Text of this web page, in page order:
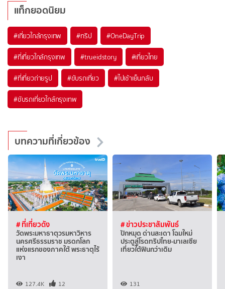
แท็กยอดนิยม
#เที่ยวใกล้กรุงเทพ #ทริป #OneDayTrip
#ที่เที่ยวใกล้กรุงเทพ #trueidstory #เที่ยวไทย
#ที่เที่ยวถ่ายรูป #ขับรถเที่ยว #ไปเช้าเย็นกลับ
#ขับรถเที่ยวใกล้กรุงเทพ
บทความที่เกี่ยวข้อง
# ที่เที่ยวดัง
วัดพระมหาธาตุวรมหาวิหาร
นครศรีธรรมราช มรดกโลก
แห่งแรกของภาคใต้ พระธาตุไร้
เงา
127.4K 12
# ข่าวประชาสัมพันธ์
ปักหมุด ด่านสะเดา โฉมใหม่
ประตูสู่โรดทริปไทย-มาเลเซีย
เที่ยวใต้ฟินกว่าเดิม
131